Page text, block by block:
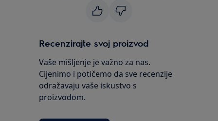
Recenzirajte svoj proizvod
Vaše mišljenje je važno za nas.
Cijenimo i potičemo da sve recenzije
odražavaju vaše iskustvo s
proizvodom.